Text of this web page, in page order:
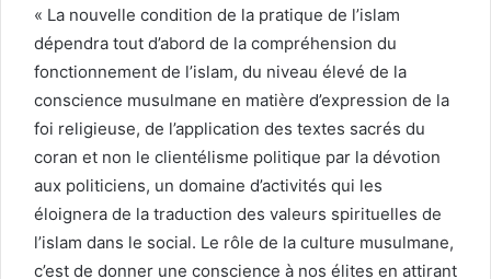
« La nouvelle condition de la pratique de l’islam
dépendra tout d’abord de la compréhension du
fonctionnement de l’islam, du niveau élevé de la
conscience musulmane en matière d’expression de la
foi religieuse, de l’application des textes sacrés du
coran et non le clientélisme politique par la dévotion
aux politiciens, un domaine d’activités qui les
éloignera de la traduction des valeurs spirituelles de
l’islam dans le social. Le rôle de la culture musulmane,
c’est de donner une conscience à nos élites en attirant